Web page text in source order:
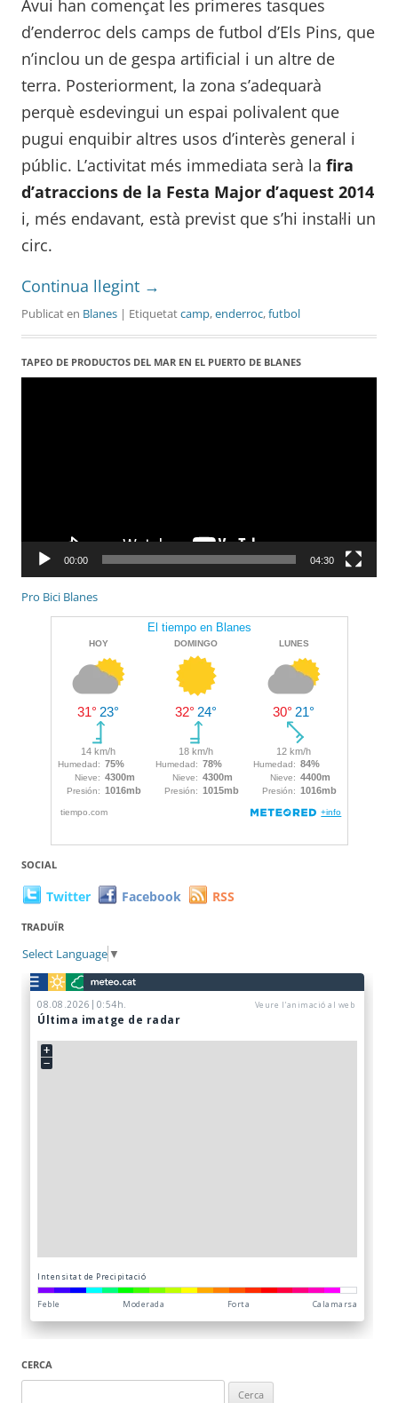
Avui han començat les primeres tasques
d’enderroc dels camps de futbol d’Els Pins, que
n’inclou un de gespa artificial i un altre de
terra. Posteriorment, la zona s’adequarà
perquè esdevingui un espai polivalent que
pugui enquibir altres usos d’interès general i
públic. L’activitat més immediata serà la fira
d’atraccions de la Festa Major d’aquest 2014
i, més endavant, està previst que s’hi instal·li un
circ.
Continua llegint →
Publicat en Blanes | Etiquetatcamp,enderroc,futbol
TAPEO DE PRODUCTOS DEL MAR EN EL PUERTO DE BLANES
Reproductor
00:00 04:30
Pro Bici Blanes
SOCIAL
Twitter Facebook RSS
TRADUÏR
Select Language ▼
CERCA